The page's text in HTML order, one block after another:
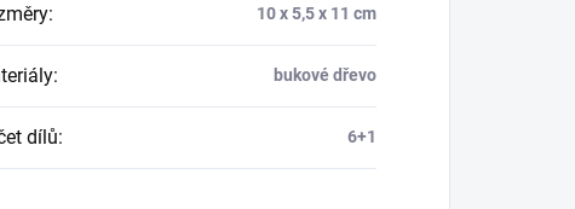
: 10 x 5,5 x 11 cm
: bukové dřevo
dílů: 6+1